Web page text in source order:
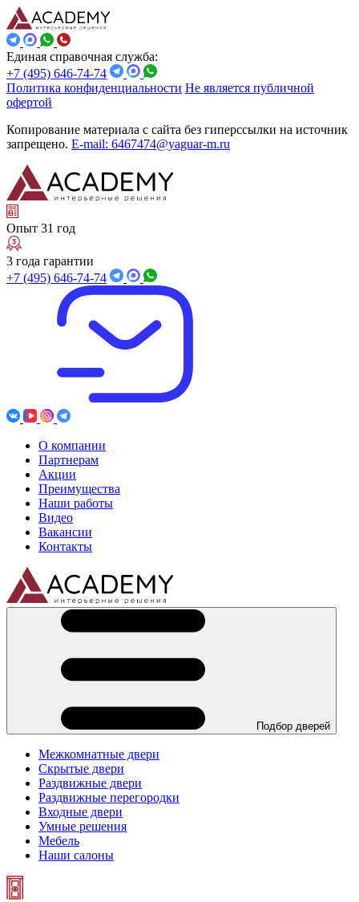
Единая справочная служба:
+7 (495) 646-74-74
Политика конфиденциальности Не является публичной
офертой
Копирование материала с сайта без гиперссылки на источник
запрещено. E-mail: 6467474@yaguar-m.ru
Опыт 31 год
3 года гарантии
+7 (495) 646-74-74
О компании
Партнерам
Акции
Преимущества
Наши работы
Видео
Вакансии
Контакты
Подбор дверей
Межкомнатные двери
Скрытые двери
Раздвижные двери
Раздвижные перегородки
Входные двери
Умные решения
Мебель
Наши салоны